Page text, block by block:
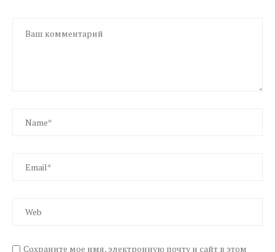
Сохраните мое имя, электронную почту и сайт в этом